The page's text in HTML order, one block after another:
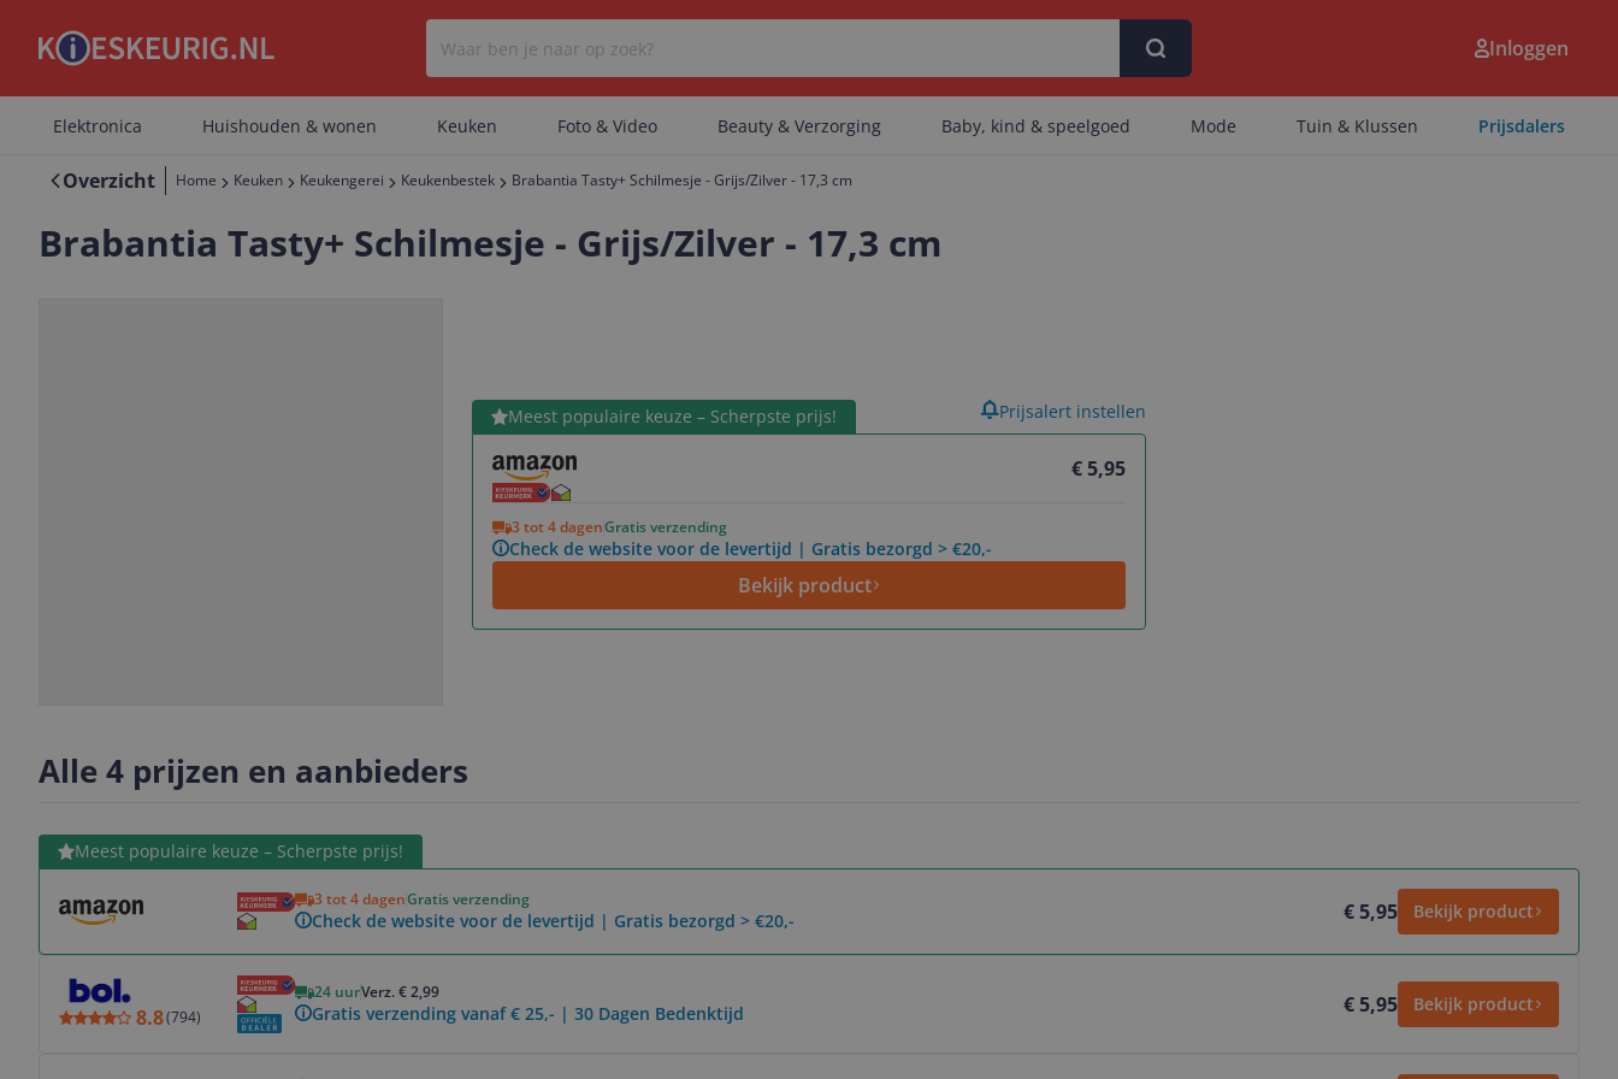
Er zijn geen categorieën gevonden.
Er zijn geen artikelen gevonden.
Inloggen
Elektronica Huishouden & wonen Keuken Foto & Video Beauty & Verzorging Baby, kind & speelgoed Mode Tuin & Klussen Prijsdalers
Overzicht Home Keuken Keukengerei Keukenbestek Brabantia Tasty+ Schilmesje - Grijs/Zilver - 17,3 cm
Brabantia Tasty+ Schilmesje - Grijs/Zilver - 17,3 cm
Meest populaire keuze – Scherpste prijs!
€ 5,95
3 tot 4 dagenGratis verzending
Check de website voor de levertijd | Gratis bezorgd > €20,-
Bekijk product
Bekijk product Prijsalert instellen
Alle 4 prijzen en aanbieders
Meest populaire keuze – Scherpste prijs!
3 tot 4 dagenGratis verzending
Check de website voor de levertijd | Gratis bezorgd > €20,- € 5,95 Bekijk product
Bekijk product
8.8(794)
24 uurVerz. € 2,99
Gratis verzending vanaf € 25,- | 30 Dagen Bedenktijd € 5,95 Bekijk product